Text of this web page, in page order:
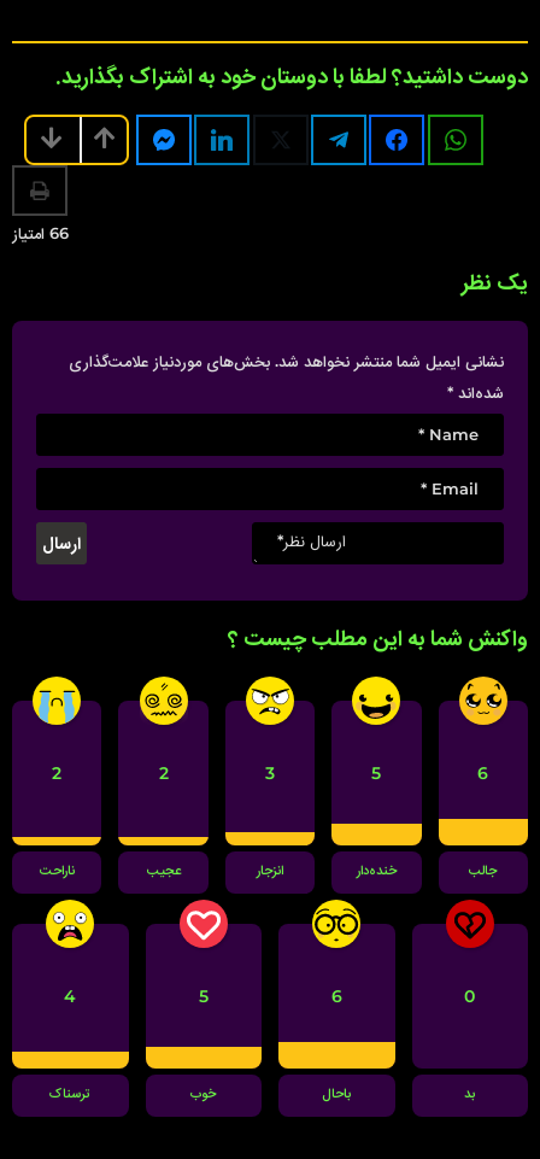
t
P
i
o
دوست داشتید؟ لطفا با دوستان خود به اشتراک بگذارید.
66 امتیاز
یک نظر
نشانی ایمیل شما منتشر نخواهد شد. بخش‌های موردنیاز علامت‌گذاری
شده‌اند *
واکنش شما به این مطلب چیست ؟
6
جالب
5
خنده‌دار
3
انزجار
2
عجیب
2
ناراحت
0
بد
6
باحال
5
خوب
4
ترسناک